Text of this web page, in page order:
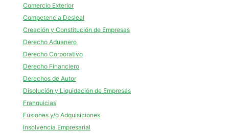
Comercio Exterior
Competencia Desleal
Creación y Constitución de Empresas
Derecho Aduanero
Derecho Corporativo
Derecho Financiero
Derechos de Autor
Disolución y Liquidación de Empresas
Franquicias
Fusiones y/o Adquisiciones
Insolvencia Empresarial